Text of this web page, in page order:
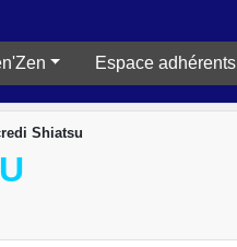
Espace adhérents
Shiatsu